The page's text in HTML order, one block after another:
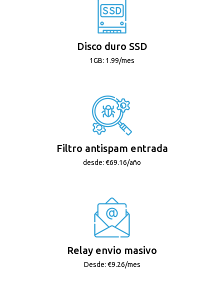
Disco duro SSD
1GB: 1.99/mes
Filtro antispam entrada
desde: €69.16/año
Relay envio masivo
Desde: €9.26/mes